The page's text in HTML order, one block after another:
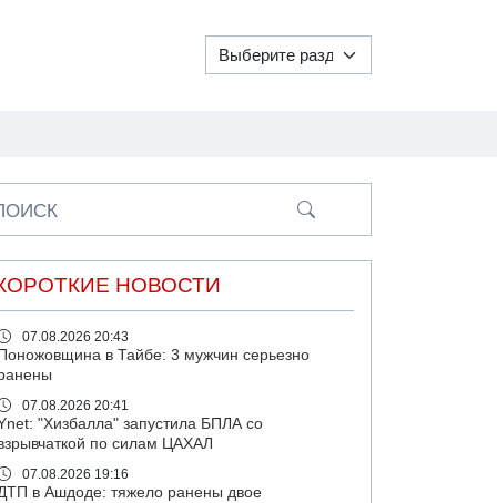
НОВОСТИ
07.08.2026 20:43
Поножовщина в Тайбе: 3 мужчин серьезно
07.08.2026 20:41
"Хизбалла" запустила БПЛА со
по силам ЦАХАЛ
07.08.2026 19:16
в Ашдоде: тяжело ранены двое